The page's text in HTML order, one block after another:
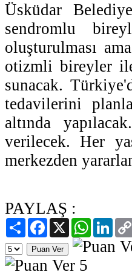
Üsküdar
sendromlu
oluşturulması
otizmli bireyler
sunacak.
tedavilerini
altında
verilecek. Her
merkezden
PAYLAŞ :
PaylaşFacebook
X WhatsApp